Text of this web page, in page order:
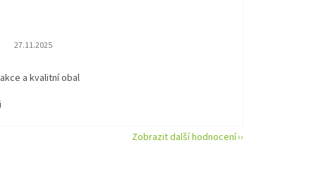
Hodnocení obchodu je 5 z 5 hvězdiček.
27.11.2025
a kvalitní obal
Zobrazit další hodnocení